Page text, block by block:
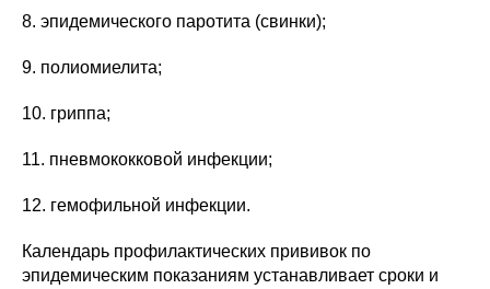
8. эпидемического паротита (свинки);
9. полиомиелита;
10. гриппа;
11. пневмококковой инфекции;
12. гемофильной инфекции.
Календарь профилактических прививок по
эпидемическим показаниям устанавливает сроки и